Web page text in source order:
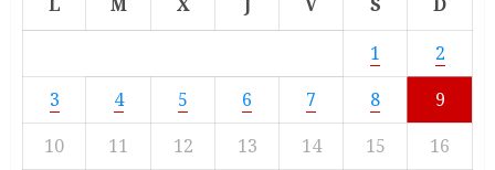
1
2
3
4 5 6 7 8
9
10
11 12 13 14 15
16